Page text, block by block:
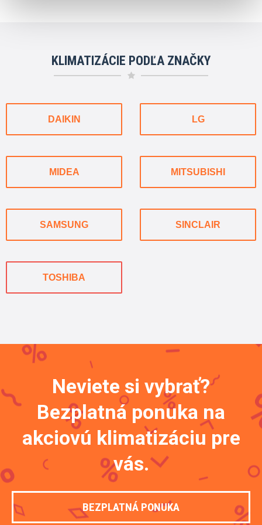
KLIMATIZÁCIE PODĽA ZNAČKY
DAIKIN LG
MIDEA MITSUBISHI
SAMSUNG SINCLAIR
TOSHIBA
Neviete si vybrať?
Bezplatná ponuka na
akciovú klimatizáciu pre
vás.
BEZPLATNÁ PONUKA